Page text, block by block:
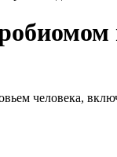
человека,